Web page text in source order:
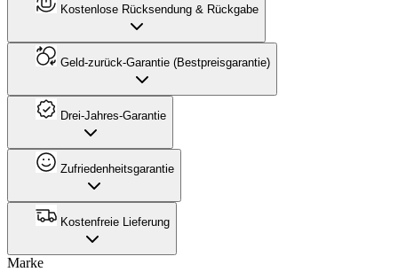
Kostenlose Rücksendung & Rückgabe
Geld-zurück-Garantie (Bestpreisgarantie)
Drei-Jahres-Garantie
Zufriedenheitsgarantie
Kostenfreie Lieferung
Marke